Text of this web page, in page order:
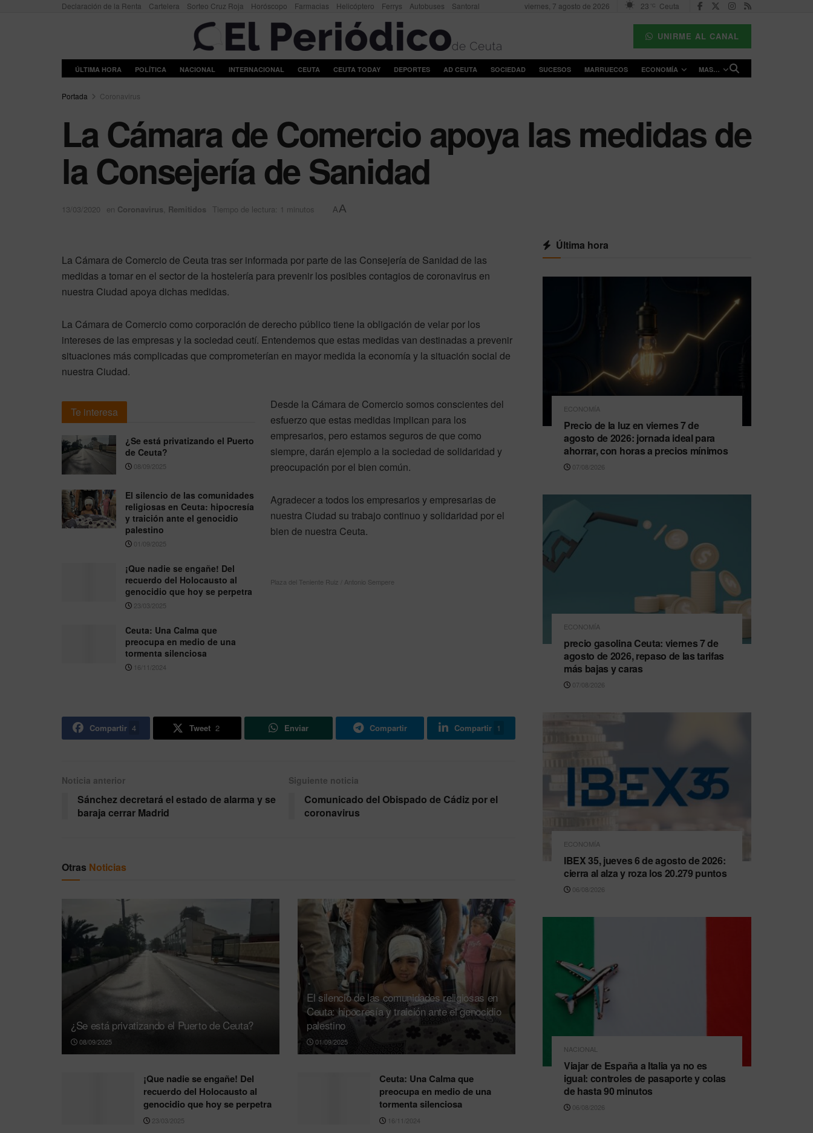
Declaración de la Renta Cartelera Sorteo Cruz Roja Horóscopo Farmacias Helicóptero Ferrys Autobuses Santoral viernes, 7 agosto de 2026 23 °C Ceuta
UNIRME AL CANAL
ÚLTIMA HORA POLÍTICA NACIONAL INTERNACIONAL CEUTA CEUTA TODAY DEPORTES AD CEUTA SOCIEDAD SUCESOS MARRUECOS ECONOMÍA MAS…
Portada Coronavirus
La Cámara de Comercio apoya las medidas de
la Consejería de Sanidad
13/03/2020 en Coronavirus, Remitidos Tiempo de lectura: 1 minutos AA
La Cámara de Comercio de Ceuta tras ser informada por parte de las Consejería de Sanidad de las
medidas a tomar en el sector de la hostelería para prevenir los posibles contagios de coronavirus en
nuestra Ciudad apoya dichas medidas.
La Cámara de Comercio como corporación de derecho público tiene la obligación de velar por los
intereses de las empresas y la sociedad ceutí. Entendemos que estas medidas van destinadas a prevenir
situaciones más complicadas que comprometerían en mayor medida la economía y la situación social de
nuestra Ciudad.
Te interesa
¿Se está privatizando el Puerto
de Ceuta?
08/09/2025
El silencio de las comunidades
religiosas en Ceuta: hipocresía
y traición ante el genocidio
palestino
01/09/2025
¡Que nadie se engañe! Del
recuerdo del Holocausto al
genocidio que hoy se perpetra
23/03/2025
Ceuta: Una Calma que
preocupa en medio de una
tormenta silenciosa
16/11/2024
Desde la Cámara de Comercio somos conscientes del
esfuerzo que estas medidas implican para los
empresarios, pero estamos seguros de que como
siempre, darán ejemplo a la sociedad de solidaridad y
preocupación por el bien común.
Agradecer a todos los empresarios y empresarias de
nuestra Ciudad su trabajo continuo y solidaridad por el
bien de nuestra Ceuta.
Plaza del Teniente Ruiz / Antonio Sempere
Compartir 4 Tweet 2 Enviar Compartir Compartir 1
Noticia anterior
Sánchez decretará el estado de alarma y se
baraja cerrar Madrid
Siguiente noticia
Comunicado del Obispado de Cádiz por el
coronavirus
Otras Noticias
¿Se está privatizando el Puerto de Ceuta?
08/09/2025
El silencio de las comunidades religiosas en
Ceuta: hipocresía y traición ante el genocidio
palestino
01/09/2025
¡Que nadie se engañe! Del
recuerdo del Holocausto al
genocidio que hoy se perpetra
23/03/2025
Ceuta: Una Calma que
preocupa en medio de una
tormenta silenciosa
16/11/2024
Última hora
ECONOMÍA
Precio de la luz en viernes 7 de
agosto de 2026: jornada ideal para
ahorrar, con horas a precios mínimos
07/08/2026
ECONOMÍA
precio gasolina Ceuta: viernes 7 de
agosto de 2026, repaso de las tarifas
más bajas y caras
07/08/2026
ECONOMÍA
IBEX 35, jueves 6 de agosto de 2026:
cierra al alza y roza los 20.279 puntos
06/08/2026
NACIONAL
Viajar de España a Italia ya no es
igual: controles de pasaporte y colas
de hasta 90 minutos
06/08/2026